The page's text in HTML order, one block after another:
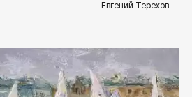
Евгений Терехов